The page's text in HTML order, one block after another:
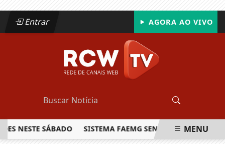
Entrar AGORA AO VIVO
SÁBADO SISTEMA FAEMG SENAR LANÇA OMENU